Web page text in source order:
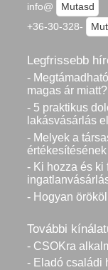
info@
Mutasd
+36-30-328-
Legfrissebb
-
magas ár miatt?
- 5 praktikus
lakásvásárlás
- Melyek a
- Ki hozza és ki
- Hogyan
További
- CSOKra
- Eladó családi